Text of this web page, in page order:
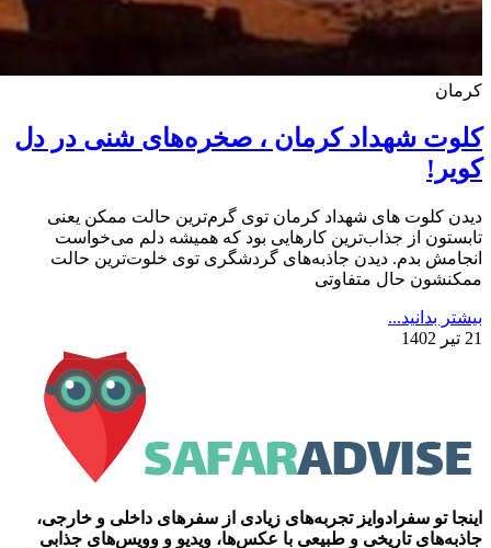
کرمان
کلوت شهداد کرمان ، صخره‌های شنی در دل
کویر!
دیدن کلوت‌ های شهداد کرمان توی گرم‌ترین حالت ممکن یعنی
تابستون از جذاب‌ترین کارهایی بود که همیشه دلم می‌خواست
انجامش بدم. دیدن جاذبه‌های گردشگری توی خلوت‌ترین حالت
ممکنشون حال متفاوتی
بیشتر بدانید...
21 تیر 1402
اینجا تو سفرادوایز تجربه‌های زیادی از سفرهای داخلی و خارجی،
جاذبه‌های تاریخی و طبیعی با عکس‌ها، ویدیو و وویس‌های جذابی